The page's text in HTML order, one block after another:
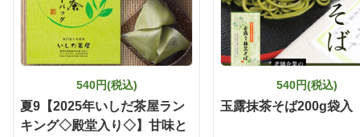
はの甘みがふわっと広がっ
て、まるで茶葉から丁寧に
淹れたような本格的な美味
しさを楽しめました🍃 そし
て、ぜひ試してほしいのが
「静岡割」🍶🍵 濃旨緑茶テ
ィーバッグで作った緑茶を
お酒で割るだけという、と
ってもシンプルな楽しみ方
540円(税込)
夏9【2025年いしだ茶屋ラン
キング◇殿堂入り◇】甘味と
540円(税込)
玉露抹茶そば200g袋入